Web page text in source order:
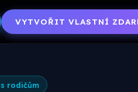
VYTVOŘIT VLASTNÍ
rodičům